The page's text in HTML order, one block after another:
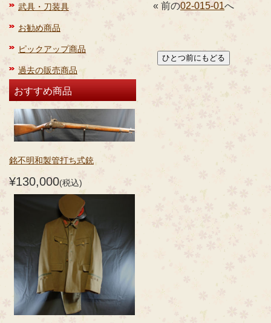
武具・刀装具
お勧め商品
ピックアップ商品
過去の販売商品
おすすめ商品
銘不明和製管打ち式銃
¥130,000(税込)
« 前の02-015-01へ